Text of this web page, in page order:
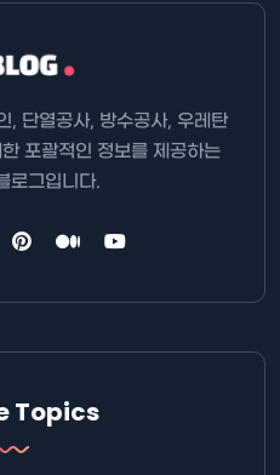
, 단열공사, 방수공사, 우레탄
포괄적인 정보를 제공하는
로그입니다.
Topics